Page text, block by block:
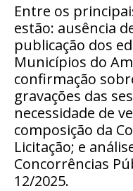
Entre os
estão: ausência
publicação dos
Municípios do
confirmação
gravações das
necessidade de
composição da
Licitação; e
Concorrências
12/2025.